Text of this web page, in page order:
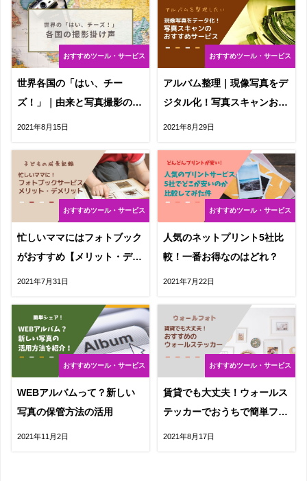
おすすめツール・サービス
世界各国の「はい、チー
ズ！」｜由来と写真撮影の掛
け声
2021年8月15日
おすすめツール・サービス
アルバム整理｜現像写真をデ
ジタル化！写真スキャンおす
すめサービス
2021年8月29日
おすすめツール・サービス
忙しいママにはフォトブック
がおすすめ【メリット・デメ
リット】
2021年7月31日
おすすめツール・サービス
人気のネットプリント5社比
較！一番お得なのはどれ？
2021年7月22日
おすすめツール・サービス
WEBアルバムって？新しい
写真の保管方法の活用
2021年11月2日
おすすめツール・サービス
賃貸でも大丈夫！ウォールス
テッカーでおうちで簡単フォ
2021年8月17日